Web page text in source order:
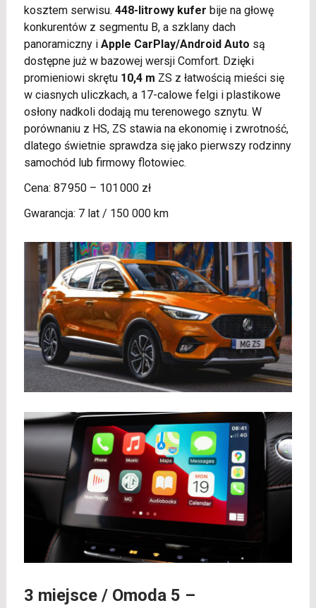
kosztem serwisu. 448-litrowy kufer bije na głowę
konkurentów z segmentu B, a szklany dach
panoramiczny i Apple CarPlay/Android Auto są
dostępne już w bazowej wersji Comfort. Dzięki
promieniowi skrętu 10,4 m ZS z łatwością mieści się
w ciasnych uliczkach, a 17-calowe felgi i plastikowe
osłony nadkoli dodają mu terenowego sznytu. W
porównaniu z HS, ZS stawia na ekonomię i zwrotność,
dlatego świetnie sprawdza się jako pierwszy rodzinny
samochód lub firmowy flotowiec.
Cena: 87 950 – 101 000 zł
Gwarancja: 7 lat / 150 000 km
3 miejsce / Omoda 5 –